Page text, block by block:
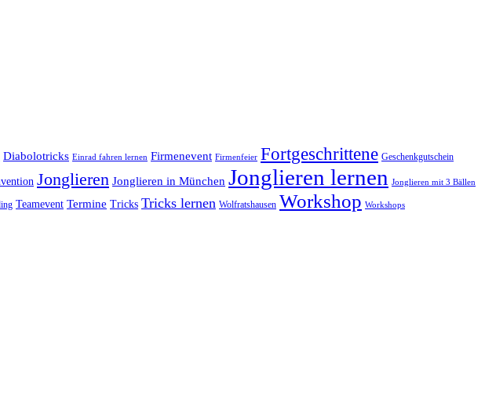
Diabolotricks Einrad fahren lernen Firmenevent Firmenfeier Fortgeschrittene Geschenkgutschein
Jonglieren Jonglieren in München Jonglieren lernen Jonglieren mit 3 Bällen
Teamevent Termine Tricks Tricks lernen Wolfratshausen Workshop Workshops